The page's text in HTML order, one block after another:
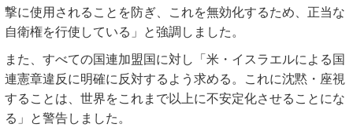
撃に使用されることを防ぎ、これを無効化するため、正当な
自衛権を行使している」と強調しました。
また、すべての国連加盟国に対し「米・イスラエルによる国
連憲章違反に明確に反対するよう求める。これに沈黙・座視
することは、世界をこれまで以上に不安定化させることにな
る」と警告しました。